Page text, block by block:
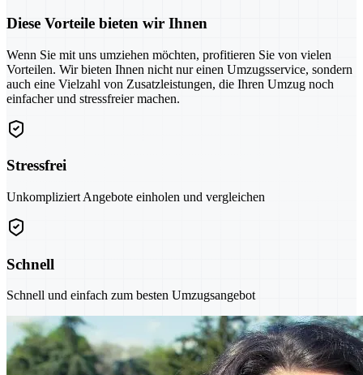
Diese Vorteile bieten wir Ihnen
Wenn Sie mit uns umziehen möchten, profitieren Sie von vielen
Vorteilen. Wir bieten Ihnen nicht nur einen Umzugsservice, sondern
auch eine Vielzahl von Zusatzleistungen, die Ihren Umzug noch
einfacher und stressfreier machen.
Stressfrei
Unkompliziert Angebote einholen und vergleichen
Schnell
Schnell und einfach zum besten Umzugsangebot